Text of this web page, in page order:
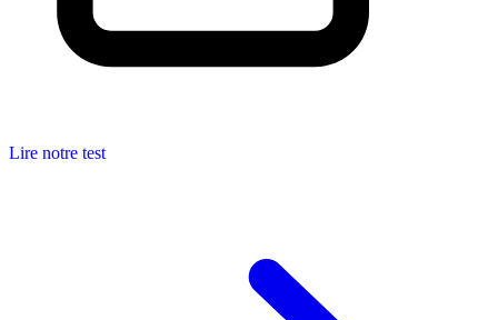
Lire notre test